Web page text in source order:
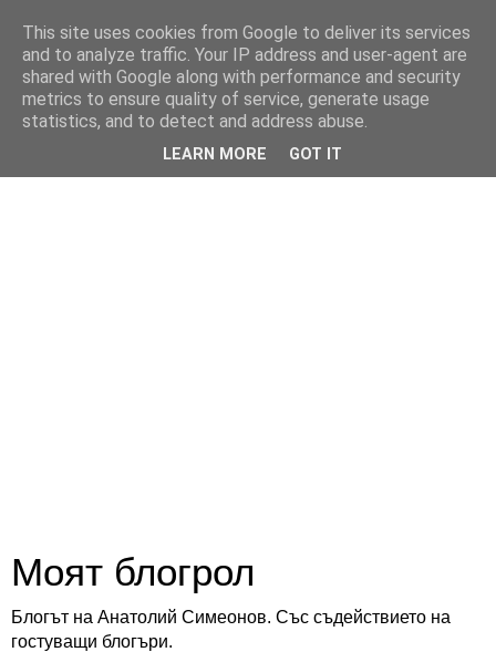
Моят блогрол
Блогът на Анатолий Симеонов. Със съдействието на
гостуващи блогъри.
This site uses cookies from Google to deliver its services
and to analyze traffic. Your IP address and user-agent are
shared with Google along with performance and security
metrics to ensure quality of service, generate usage
statistics, and to detect and address abuse.
LEARN MORE GOT IT